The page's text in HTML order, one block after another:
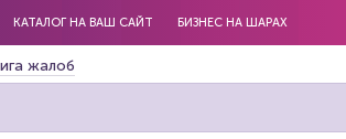
КАТАЛОГ НА ВАШ САЙТ БИЗНЕС НА ШАРАХ
жалоб